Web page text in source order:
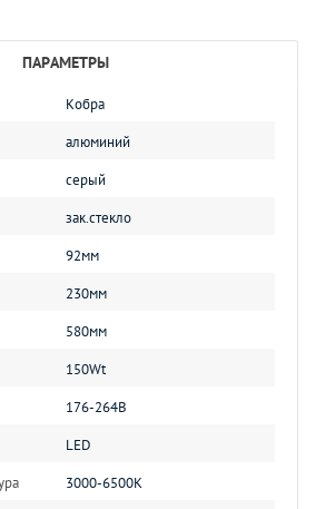
ПАРАМЕТРЫ
Кобра
алюминий
серый
зак.стекло
92мм
230мм
580мм
150Wt
176-264В
LED
3000-6500К